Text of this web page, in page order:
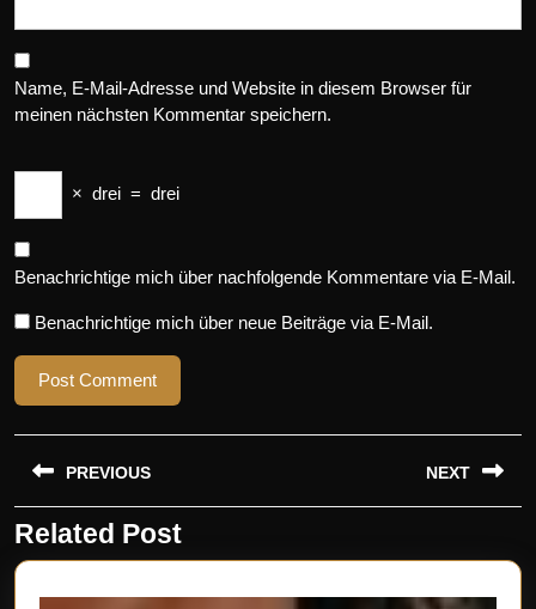
Name, E-Mail-Adresse und Website in diesem Browser für
meinen nächsten Kommentar speichern.
× drei = drei
Benachrichtige mich über nachfolgende Kommentare via E-Mail.
Benachrichtige mich über neue Beiträge via E-Mail.
Beitragsnavigation
PREVIOUS
Previous
post:
NEXT
post:
Related Post